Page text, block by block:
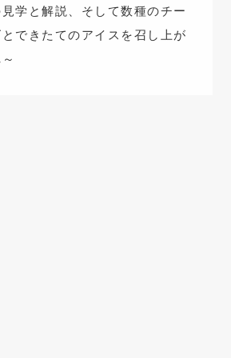
学と解説、そして数種のチー
できたてのアイスを召し上が